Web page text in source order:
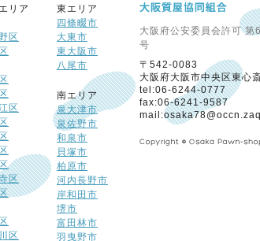
リア
区
区
区
区
東エリア
四條畷市
大東市
東大阪市
八尾市
南エリア
泉大津市
泉佐野市
和泉市
貝塚市
柏原市
河内長野市
岸和田市
堺市
富田林市
羽曳野市
大阪府公安委員会許可
号
〒542-0083
大阪府大阪市中央区東心
tel:06-6244-0777
fax:06-6241-9587